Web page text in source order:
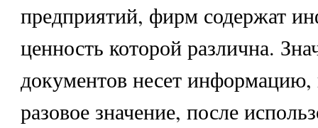
предприятий, фирм содержат
ценность которой различна.
документов несет
разовое значение, после